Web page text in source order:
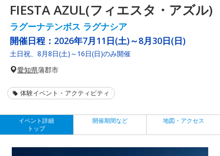
FIESTA AZUL(フィエスタ・アズル)
ラグーナテンボス ラグナシア
開催日程： 2026年7月11日(土)～8月30日(日)
土日祝、8月8日(土)～16日(日)のみ開催
愛知県蒲郡市
体験イベント・アクティビティ
イベント詳細
トップ
開催期間など 地図・アクセス